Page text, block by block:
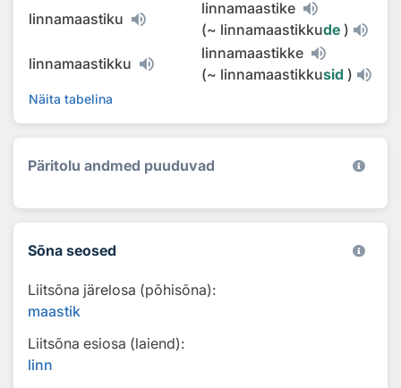
linnamaastiku
linnamaastike
(~ linnamaastikkude )
linnamaastikku
linnamaastikke
(~ linnamaastikkusid )
Näita tabelina
Päritolu andmed puuduvad
Sõna seosed
Liitsõna järelosa (põhisõna):
maastik
Liitsõna esiosa (laiend):
linn